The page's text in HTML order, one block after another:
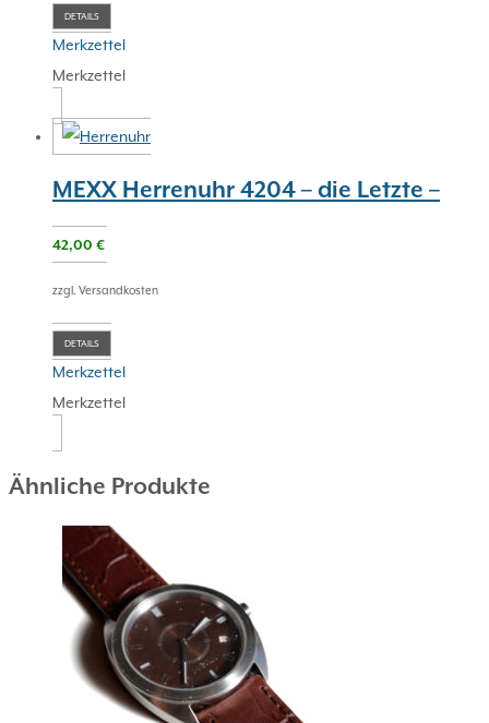
DETAILS
Merkzettel
Merkzettel
MEXX Herrenuhr 4204 – die Letzte –
42,00 €
zzgl. Versandkosten
DETAILS
Merkzettel
Merkzettel
Ähnliche Produkte